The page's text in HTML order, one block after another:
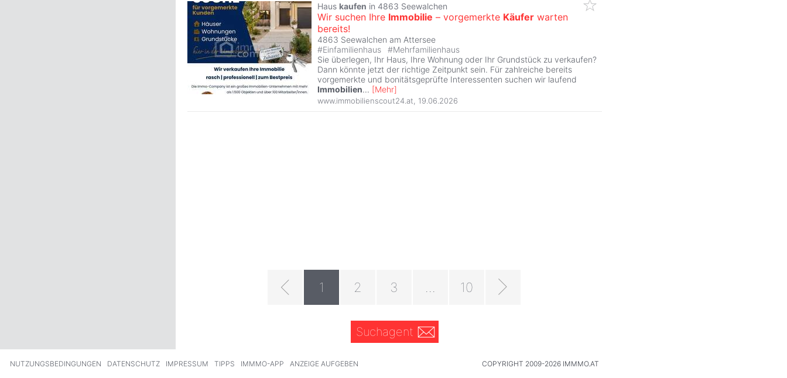
Haus kaufen in 4863 Seewalchen
Wir suchen Ihre Immobilie – vorgemerkte Käufer warten
bereits!
4863 Seewalchen am Attersee
#Einfamilienhaus #Mehrfamilienhaus
Sie überlegen, Ihr Haus, Ihre Wohnung oder Ihr Grundstück zu verkaufen?
Dann könnte jetzt der richtige Zeitpunkt sein. Für zahlreiche bereits
vorgemerkte und bonitätsgeprüfte Interessenten suchen wir laufend
Immobilien... [Mehr]
www.immobilienscout24.at 19.06.2026
1 2 3 10
Suchagent
NUTZUNGSBEDINGUNGEN DATENSCHUTZ IMPRESSUM TIPPS IMMMO-APP ANZEIGE AUFGEBEN COPYRIGHT 2009-2026 IMMMO.AT